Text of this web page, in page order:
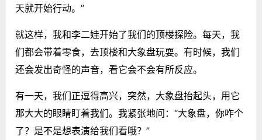
天就开始行动。”
就这样，我和李二娃开始了我们的顶楼探险。每天，我
们都会带着零食，去顶楼和大象盘玩耍。有时候，我们
还会发出奇怪的声音，看它会不会有所反应。
有一天，我们正逗得高兴，突然，大象盘抬起头，用它
那大大的眼睛盯着我们。我紧张地问：“大象盘，你咋个
了？是不是想表演给我们看哦？”